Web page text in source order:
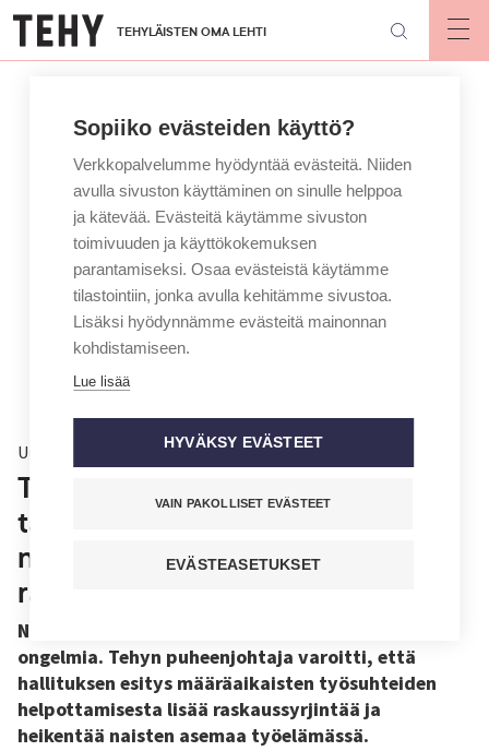
Hyppää
pääsisältöön
TEHYLÄISTEN OMA LEHTI
Uutinen
Tehyn puheenjohtaja: ”Mikään
tasa-arvoinen ei ole tullut nätisti
niiaamalla” – lakiesitys lisää
raskaussyrjintää
Naistenpäivä nosti esiin työelämän tasa-arvo-
ongelmia. Tehyn puheenjohtaja varoitti, että
hallituksen esitys määräaikaisten työsuhteiden
helpottamisesta lisää raskaussyrjintää ja
heikentää naisten asemaa työelämässä.
Sopiiko evästeiden käyttö?
Verkkopalvelumme hyödyntää evästeitä. Niiden
avulla sivuston käyttäminen on sinulle helppoa
ja kätevää. Evästeitä käytämme sivuston
toimivuuden ja käyttökokemuksen
parantamiseksi. Osaa evästeistä käytämme
tilastointiin, jonka avulla kehitämme sivustoa.
Lisäksi hyödynnämme evästeitä mainonnan
kohdistamiseen.
Lue lisää
HYVÄKSY EVÄSTEET
VAIN PAKOLLISET EVÄSTEET
EVÄSTEASETUKSET